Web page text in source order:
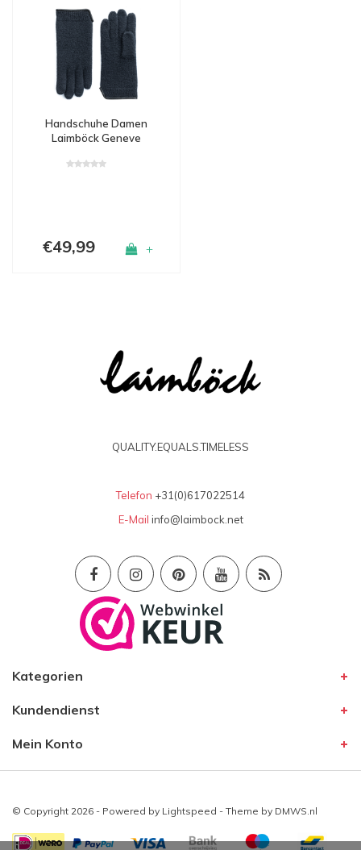
Handschuhe Damen
Laimböck Geneve
€49,99 +
QUALITY.EQUALS.TIMELESS
Telefon +31(0)617022514
E-Mail info@laimbock.net
Kategorien
Kundendienst
Mein Konto
© Copyright 2026 - Powered by Lightspeed - Theme by DMWS.nl